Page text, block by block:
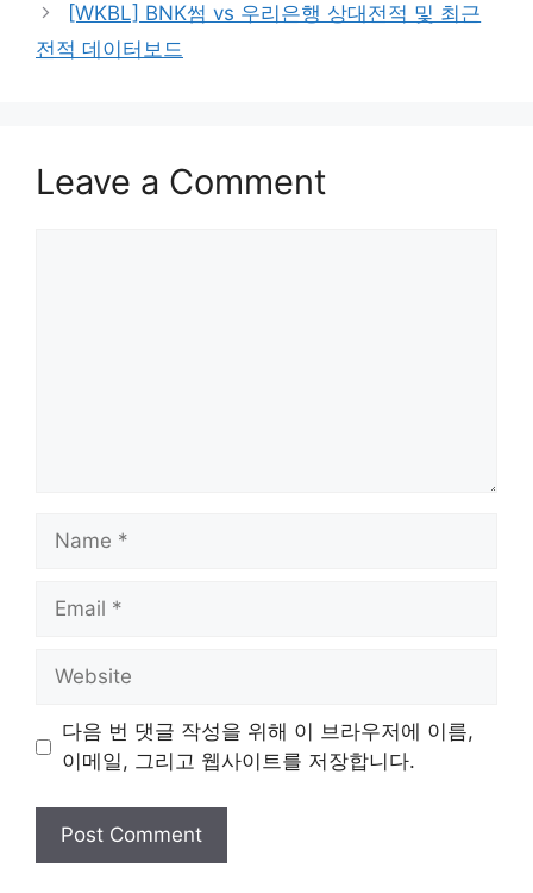
[WKBL] BNK썸 vs 우리은행 상대전적 및 최근
전적 데이터보드
Leave a Comment
Name
Email
Website
다음 번 댓글 작성을 위해 이 브라우저에 이름,
이메일, 그리고 웹사이트를 저장합니다.